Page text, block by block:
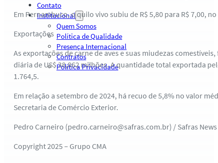
Contato
Institucional
Quem Somos
Política de Qualidade
Presença Internacional
Contratos
Política Privacidade
Em Pernambuco, o quilo vivo subiu de R$ 5,80 para R$ 7,00,
Exportações
As exportações de carne de aves e suas miudezas
diária de US$ 38,862 milhões. A quantidade total exportada
1.764,5.
Em relação a setembro de 2024, há recuo de 5,8% no valor
Secretaria de Comércio Exterior.
Pedro Carneiro (pedro.carneiro@safras.com.br) / Safras News
Copyright 2025 – Grupo CMA